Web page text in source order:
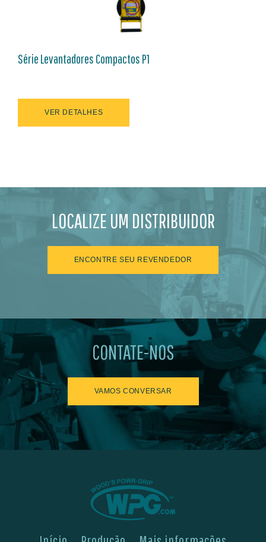
Série Levantadores Compactos P1
VER DETALHES
LOCALIZE UM DISTRIBUIDOR
ENCONTRE SEU REVENDEDOR
CONTATE-NOS
VAMOS CONVERSAR